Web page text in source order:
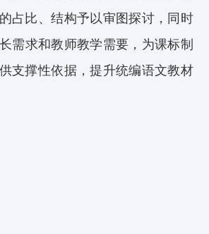
占比、结构予以审图探讨， 同时
长需求和教师教学需要 ， 为课标制
支撑性依据，提升统编语文教材